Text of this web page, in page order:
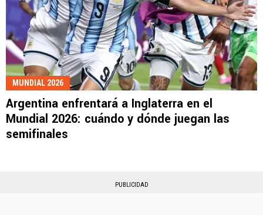
MUNDIAL 2026
Argentina enfrentará a Inglaterra en el
Mundial 2026: cuándo y dónde juegan las
semifinales
PUBLICIDAD